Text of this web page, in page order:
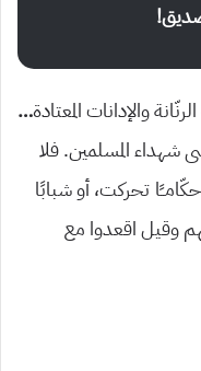
صديق!
والإدانات المعتادة…
شهداء المسلمين. فلا
تحركت، أو شبابًا
وقيل اقعدوا مع